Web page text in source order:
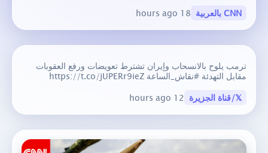
CNN بالعربية 18 hours ago
ترمب يلوح بالانسحاب وإيران تشترط تعويضات ورفع العقوبات
مقابل التهدئة #نقاش_الساعة https://t.co/jUPERr9ieZ
𝕏/قناة الجزيرة 12 hours ago